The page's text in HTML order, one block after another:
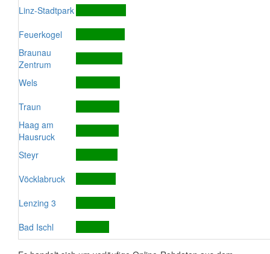
Linz-Stadtpark
Feuerkogel
Braunau
Zentrum
Wels
Traun
Haag am
Hausruck
Steyr
Vöcklabruck
Lenzing 3
Bad Ischl